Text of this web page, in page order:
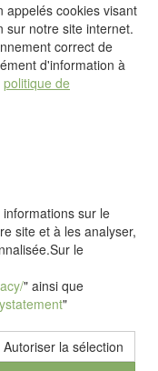
appelés cookies visant
sur notre site internet.
correct de
d'information à
politique de
sur le
site et à les analyser,
le
" ainsi que
"